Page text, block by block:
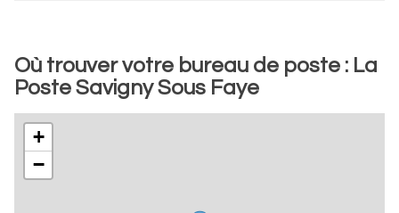
Où trouver votre bureau de poste : La
Poste Savigny Sous Faye
+
−